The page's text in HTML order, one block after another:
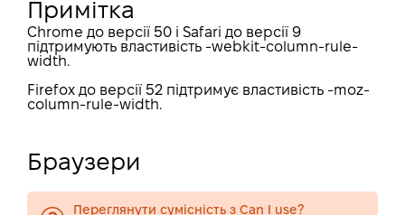
Примітка
Chrome до версії 50 і Safari до версії 9
підтримують властивість -webkit-column-rule-
width.
Firefox до версії 52 підтримує властивість -moz-
column-rule-width.
Браузери
Переглянути сумісність з Can I use?